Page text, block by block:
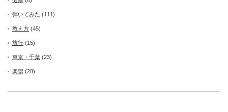
弾いてみた (111)
教え方 (45)
旅行 (15)
東京・千葉 (23)
楽譜 (28)